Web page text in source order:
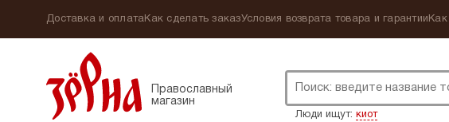
Доставка и оплатаКак сделать заказУсловия возврата товара и гарантии
Православный
магазин
Люди ищут: киот